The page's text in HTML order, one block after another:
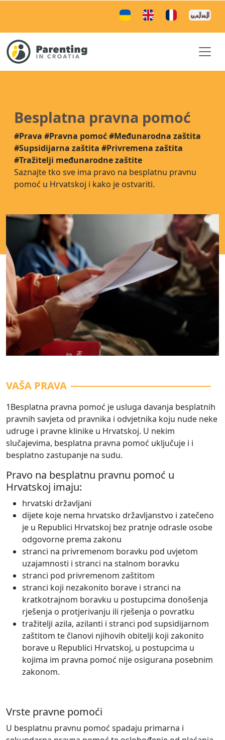
Besplatna pravna pomoć
#Prava #Pravna pomoć#Međunarodna zaštita
#Supsidijarna zaštita #Privremena zaštita
#Tražitelji međunarodne zaštite
Saznajte tko sve ima pravo na besplatnu pravnu
pomoć u Hrvatskoj i kako je ostvariti.
VAŠA PRAVA
1Besplatna pravna pomoć je usluga davanja besplatnih
pravnih savjeta od pravnika i odvjetnika koju nude neke
udruge i pravne klinike u Hrvatskoj. U nekim
slučajevima, besplatna pravna pomoć uključuje i i
besplatno zastupanje na sudu.
Pravo na besplatnu pravnu pomoć u
Hrvatskoj imaju:
hrvatski državljani
dijete koje nema hrvatsko državljanstvo i zatečeno
je u Republici Hrvatskoj bez pratnje odrasle osobe
odgovorne prema zakonu
stranci na privremenom boravku pod uvjetom
uzajamnosti i stranci na stalnom boravku
stranci pod privremenom zaštitom
stranci koji nezakonito borave i stranci na
kratkotrajnom boravku u postupcima donošenja
rješenja o protjerivanju ili rješenja o povratku
tražitelji azila, azilanti i stranci pod supsidijarnom
zaštitom te članovi njihovih obitelji koji zakonito
borave u Republici Hrvatskoj, u postupcima u
kojima im pravna pomoć nije osigurana posebnim
zakonom.
Vrste pravne pomoći
U besplatnu pravnu pomoć spadaju primarna i